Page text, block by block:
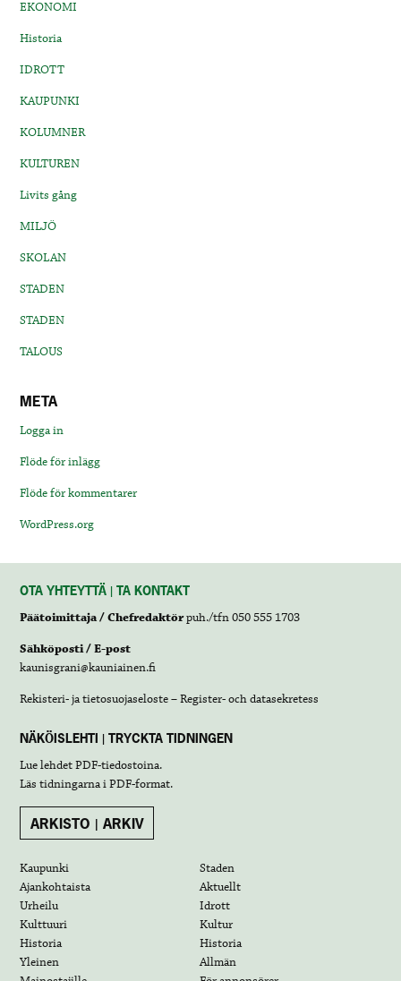
EKONOMI
Historia
IDROTT
KAUPUNKI
KOLUMNER
KULTUREN
Livits gång
MILJÖ
SKOLAN
STADEN
STADEN
TALOUS
META
Logga in
Flöde för inlägg
Flöde för kommentarer
WordPress.org
OTA YHTEYTTÄ | TA KONTAKT
Päätoimittaja / Chefredaktörpuh./tfn 050 555 1703
Sähköposti / E-post
kaunisgrani@kauniainen.fi
Rekisteri- ja tietosuojaseloste – Register- och datasekretess
NÄKÖISLEHTI | TRYCKTA TIDNINGEN
Lue lehdetPDF-tiedostoina.
Läs tidningarna iPDF-format.
ARKISTO | ARKIV
Kaupunki
Staden
Ajankohtaista
Aktuellt
Urheilu
Idrott
Kulttuuri
Kultur
Historia
Historia
Yleinen
Allmän